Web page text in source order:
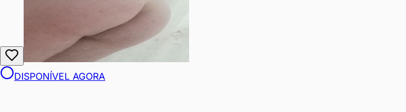
DISPONÍVEL AGORA